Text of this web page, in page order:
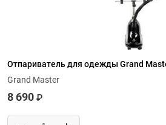
Отпариватель для одежды Grand
Grand Master
8 690 ₽